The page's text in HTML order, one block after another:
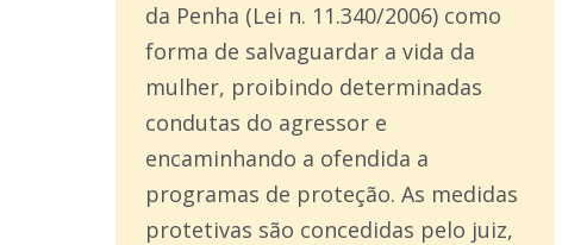
da Penha (Lei n. 11.340/2006) como
forma de salvaguardar a vida da
mulher, proibindo determinadas
condutas do agressor e
encaminhando a ofendida a
programas de proteção. As medidas
protetivas são concedidas pelo juiz,